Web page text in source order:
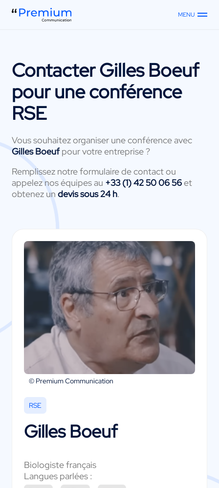
MENU
ContacterGilles Boeuf
pour une conférence
RSE
Vous souhaitez organiser une conférence avec
Gilles Boeufpour votre entreprise ?
Remplissez notre formulaire de contact ou
appelez nos équipes au +33 (1) 42 50 06 56et
obtenez un devis sous 24 h.
© Premium Communication
RSE
Gilles Boeuf
Biologiste français
Langues parlées :